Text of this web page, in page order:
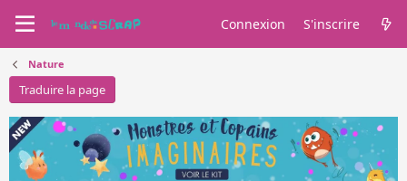
Connexion S'inscrire
Nature
Traduire la page